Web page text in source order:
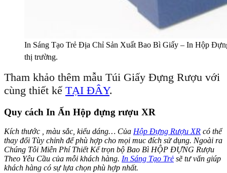
In Sáng Tạo Trẻ Địa Chỉ Sản Xuất Bao Bì Giấy – In Hộp
thị trường.
Tham khảo thêm mẫu Túi Giấy Đựng Rượu với
cùng thiết kế TẠI ĐÂY.
Quy cách In Ấn Hộp đựng rượu XR
Kích thước , màu sắc, kiểu dáng… Của Hộp Đựng Rượu XR có thể
thay đổi Tùy chỉnh để phù hợp cho mọi muc đích sử dụng. Ngoài ra
Chúng Tôi Miễn Phí Thiết Kế trọn bộ Bao Bì HỘP ĐỰNG Rượu
Theo Yêu Cầu của mỗi khách hàng. In Sáng Tạo Trẻ sẽ tư vấn giúp
khách hàng có sự lựa chọn phù hợp nhất.